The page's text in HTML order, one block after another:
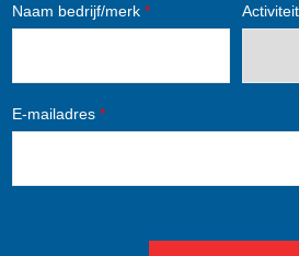
Naam bedrijf/merk * Activiteit
E-mailadres *